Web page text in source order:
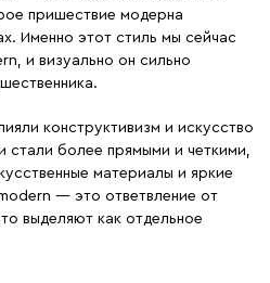
пришествие модерна
Именно этот стиль мы сейчас
и визуально он сильно
конструктивизм и искусство
стали более прямыми и четкими,
материалы и яркие
— это ответвление от
выделяют как отдельное